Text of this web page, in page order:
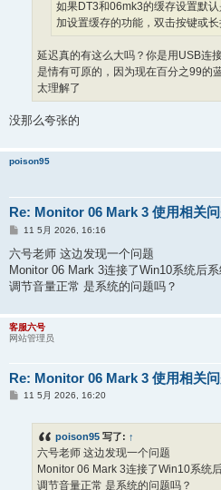
如果DT3和06mk3的缓存设置默
加设置缓存的功能，双击按键或长
延迟真的有这么大吗？你是用USB连
是情有可原的，因为现在百分之99的
太理解了
没那么夸张的
poison95
Re: Monitor 06 Mark 3 使用相关
帖11 5月 2026, 16:16
六号老师 这边发现一个问题
Monitor 06 Mark 3连接了Win10系统后
调节音量正常 是系统的问题吗？
客服六号
网站管理员
Re: Monitor 06 Mark 3 使用相关
帖
11 5月 2026, 16:20
poison95 写了: ↑
六号老师 这边发现一个问题
Monitor 06 Mark 3连接了Win10系统
调节音量正常 是系统的问题吗？